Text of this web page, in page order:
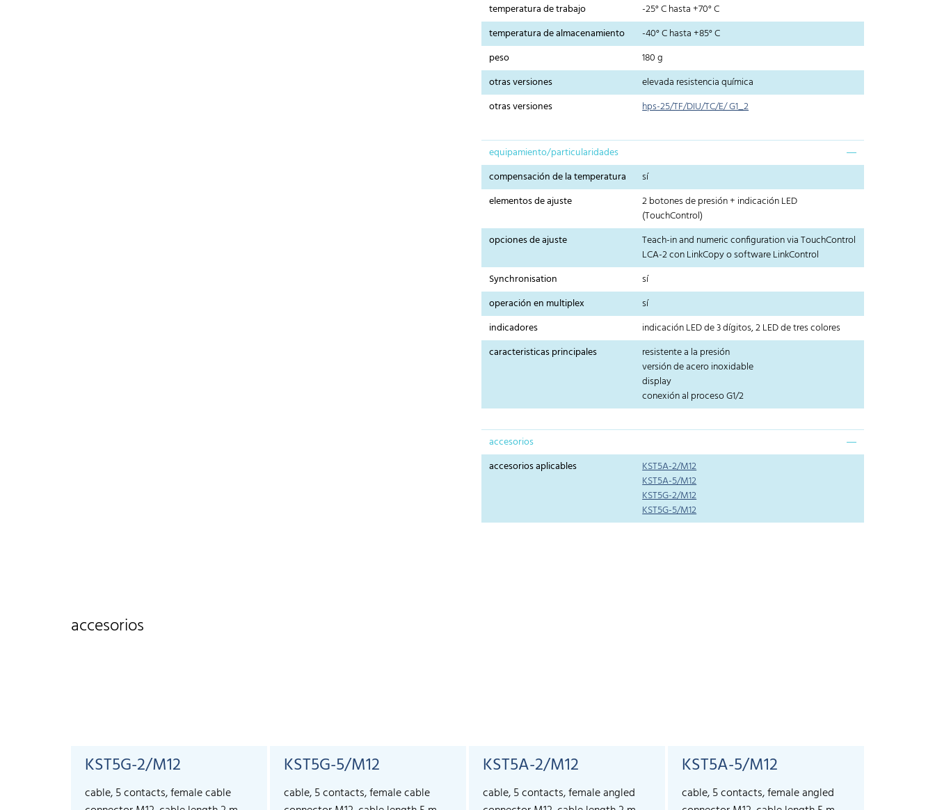
temperatura de trabajo
-25° C hasta +70° C
temperatura de almacenamiento
-40° C hasta +85° C
peso
180 g
otras versiones
elevada resistencia química
otras versiones
hps-25/TF/DIU/TC/E/ G1_2
equipamiento/particularidades
compensación de la temperatura
sí
elementos de ajuste
2 botones de presión + indicación LED
(TouchControl)
opciones de ajuste
Teach-in and numeric configuration via TouchControl
LCA-2 con LinkCopy o software LinkControl
Synchronisation
sí
operación en multiplex
sí
indicadores
indicación LED de 3 dígitos, 2 LED de tres colores
caracteristicas principales
resistente a la presión
versión de acero inoxidable
display
conexión al proceso G1/2
accesorios
accesorios aplicables
KST5A-2/M12
KST5A-5/M12
KST5G-2/M12
KST5G-5/M12
accesorios
KST5G-2/M12
cable, 5 contacts, female cable
KST5G-5/M12
cable, 5 contacts, female cable
KST5A-2/M12
cable, 5 contacts, female angled
KST5A-5/M12
cable, 5 contacts, female angled